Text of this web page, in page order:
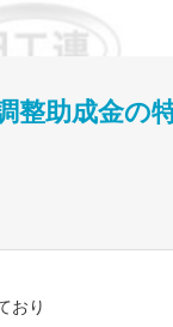
整助成金の
おり